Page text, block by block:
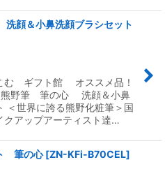
顔＆小鼻洗顔ブラシセット
む ギフト館 オススメ品！
野筆 筆の心 洗顔＆小鼻
＜世界に誇る熊野化粧筆＞国
クアップアーティスト達…
筆の心 [ZN-KFi-B70CEL]